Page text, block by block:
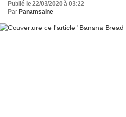
Publié le 22/03/2020 à 03:22
Par Panamsaine